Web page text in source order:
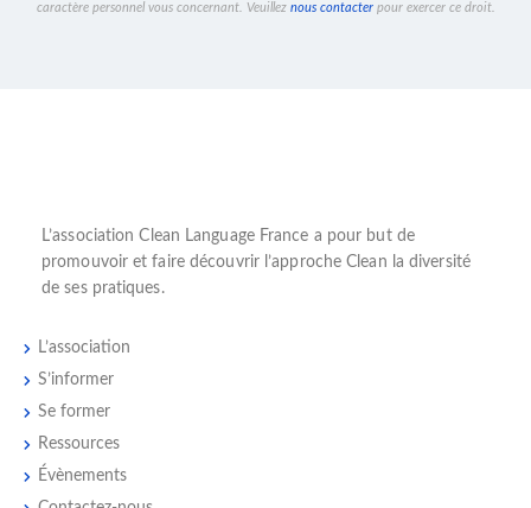
caractère personnel vous concernant. Veuillez nous contacterpour exercer ce droit.
L’association Clean Language France a pour but de
promouvoir et faire découvrir l’approche Clean la diversité
de ses pratiques.
L’association
S’informer
Se former
Ressources
Évènements